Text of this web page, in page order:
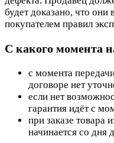
будет доказано, что они
покупателем правил
С какого момента
с момента
договоре нет
если нет
гарантия идёт с
при заказе товара
начинается со дня